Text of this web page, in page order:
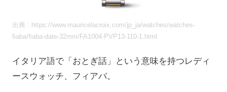
出典 : https://www.mauricelacroix.com/jp_ja/watches/watches-
fiaba/fiaba-date-32mm/FA1004-PVP13-110-1.html
イタリア語で「おとぎ話」という意味を持つレディ
ースウォッチ、フィアバ。